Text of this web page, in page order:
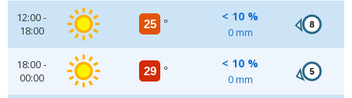
12:00 -
18:00
25 °
< 10 %
0 mm
8
18:00 -
00:00
29 °
< 10 %
0 mm
5